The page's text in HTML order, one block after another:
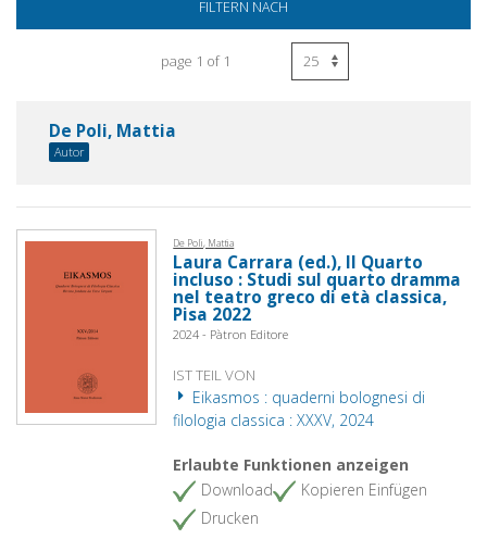
FILTERN NACH
page 1 of 1
De Poli, Mattia
Autor
De Poli, Mattia
Laura Carrara (ed.), Il Quarto
incluso : Studi sul quarto dramma
nel teatro greco di età classica,
Pisa 2022
2024 - Pàtron Editore
IST TEIL VON
Eikasmos : quaderni bolognesi di
filologia classica : XXXV, 2024
Erlaubte Funktionen anzeigen
Download
Kopieren Einfügen
Drucken